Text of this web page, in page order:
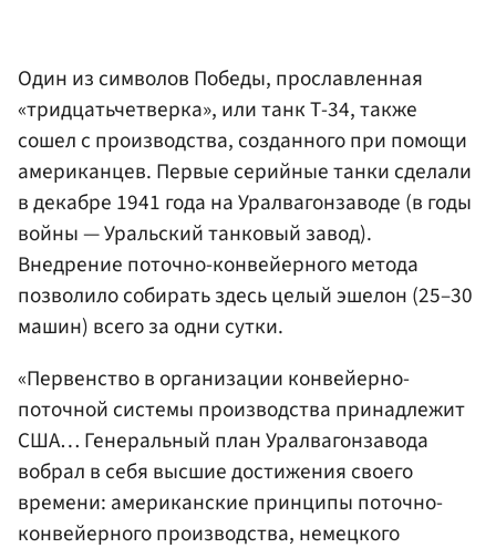
Один из символов Победы, прославленная
«тридцатьчетверка», или танк Т-34, также
сошел с производства, созданного при помощи
американцев. Первые серийные танки сделали
в декабре 1941 года на Уралвагонзаводе (в годы
войны — Уральский танковый завод).
Внедрение поточно-конвейерного метода
позволило собирать здесь целый эшелон (25–30
машин) всего за одни сутки.
«Первенство в организации конвейерно-
поточной системы производства принадлежит
США… Генеральный план Уралвагонзавода
вобрал в себя высшие достижения своего
времени: американские принципы поточно-
конвейерного производства, немецкого